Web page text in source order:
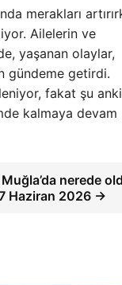
merakları
Ailelerin ve
yaşanan olaylar,
gündeme getirdi.
fakat şu anki
kalmaya devam
nerede
Haziran 2026 →